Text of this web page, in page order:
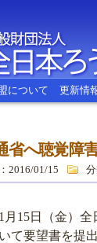
ろうあ
について 更新情
省へ聴覚障
2016/01/15
15日（金）全
て要望書を提